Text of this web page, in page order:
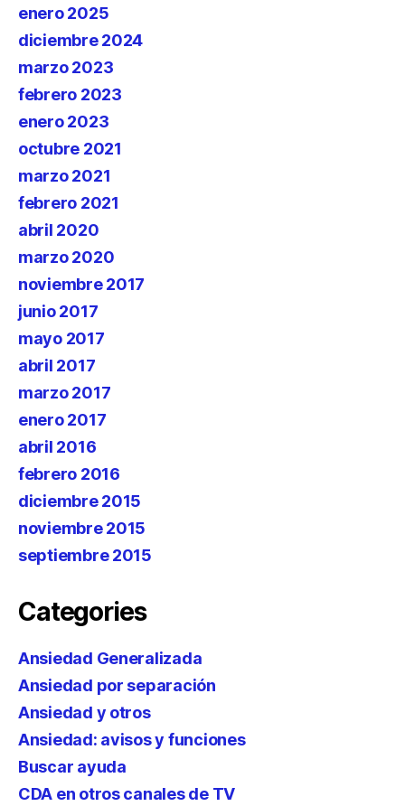
enero 2025
diciembre 2024
marzo 2023
febrero 2023
enero 2023
octubre 2021
marzo 2021
febrero 2021
abril 2020
marzo 2020
noviembre 2017
junio 2017
mayo 2017
abril 2017
marzo 2017
enero 2017
abril 2016
febrero 2016
diciembre 2015
noviembre 2015
septiembre 2015
Categories
Ansiedad Generalizada
Ansiedad por separación
Ansiedad y otros
Ansiedad: avisos y funciones
Buscar ayuda
CDA en otros canales de TV